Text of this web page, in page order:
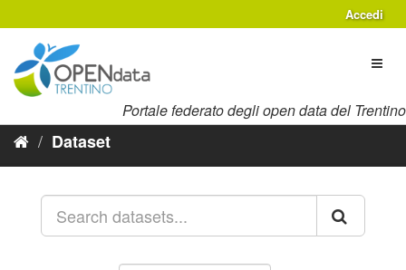
al
contenuto
Accedi
Portale federato degli open data del Trentino
Dataset